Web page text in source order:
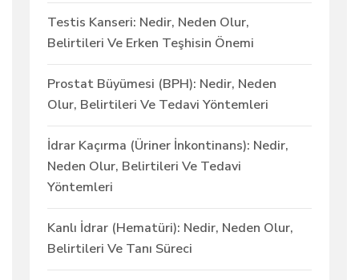
Testis Kanseri: Nedir, Neden Olur,
Belirtileri Ve Erken Teşhisin Önemi
Prostat Büyümesi (BPH): Nedir, Neden
Olur, Belirtileri Ve Tedavi Yöntemleri
İdrar Kaçırma (Üriner İnkontinans): Nedir,
Neden Olur, Belirtileri Ve Tedavi
Yöntemleri
Kanlı İdrar (Hematüri): Nedir, Neden Olur,
Belirtileri Ve Tanı Süreci